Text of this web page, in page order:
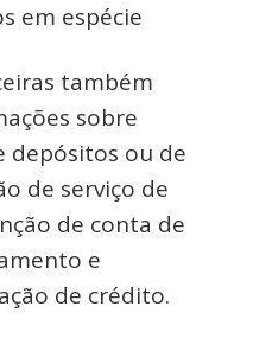
em espécie
também
sobre
depósitos ou de
de serviço de
de conta de
e
de crédito.